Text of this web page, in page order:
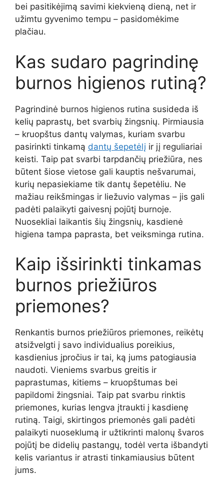
bei pasitikėjimą savimi kiekvieną dieną, net ir
užimtu gyvenimo tempu – pasidomėkime
plačiau.
Kas sudaro pagrindinę
burnos higienos rutiną?
Pagrindinė burnos higienos rutina susideda iš
kelių paprastų, bet svarbių žingsnių. Pirmiausia
– kruopštus dantų valymas, kuriam svarbu
pasirinkti tinkamą dantų šepetėlį ir jį reguliariai
keisti. Taip pat svarbi tarpdančių priežiūra, nes
būtent šiose vietose gali kauptis nešvarumai,
kurių nepasiekiame tik dantų šepetėliu. Ne
mažiau reikšmingas ir liežuvio valymas – jis gali
padėti palaikyti gaivesnį pojūtį burnoje.
Nuosekliai laikantis šių žingsnių, kasdienė
higiena tampa paprasta, bet veiksminga rutina.
Kaip išsirinkti tinkamas
burnos priežiūros
priemones?
Renkantis burnos priežiūros priemones, reikėtų
atsižvelgti į savo individualius poreikius,
kasdienius įpročius ir tai, ką jums patogiausia
naudoti. Vieniems svarbus greitis ir
paprastumas, kitiems – kruopštumas bei
papildomi žingsniai. Taip pat svarbu rinktis
priemones, kurias lengva įtraukti į kasdienę
rutiną. Taigi, skirtingos priemonės gali padėti
palaikyti nuoseklumą ir užtikrinti malonų švaros
pojūtį be didelių pastangų, todėl verta išbandyti
kelis variantus ir atrasti tinkamiausius būtent
jums.